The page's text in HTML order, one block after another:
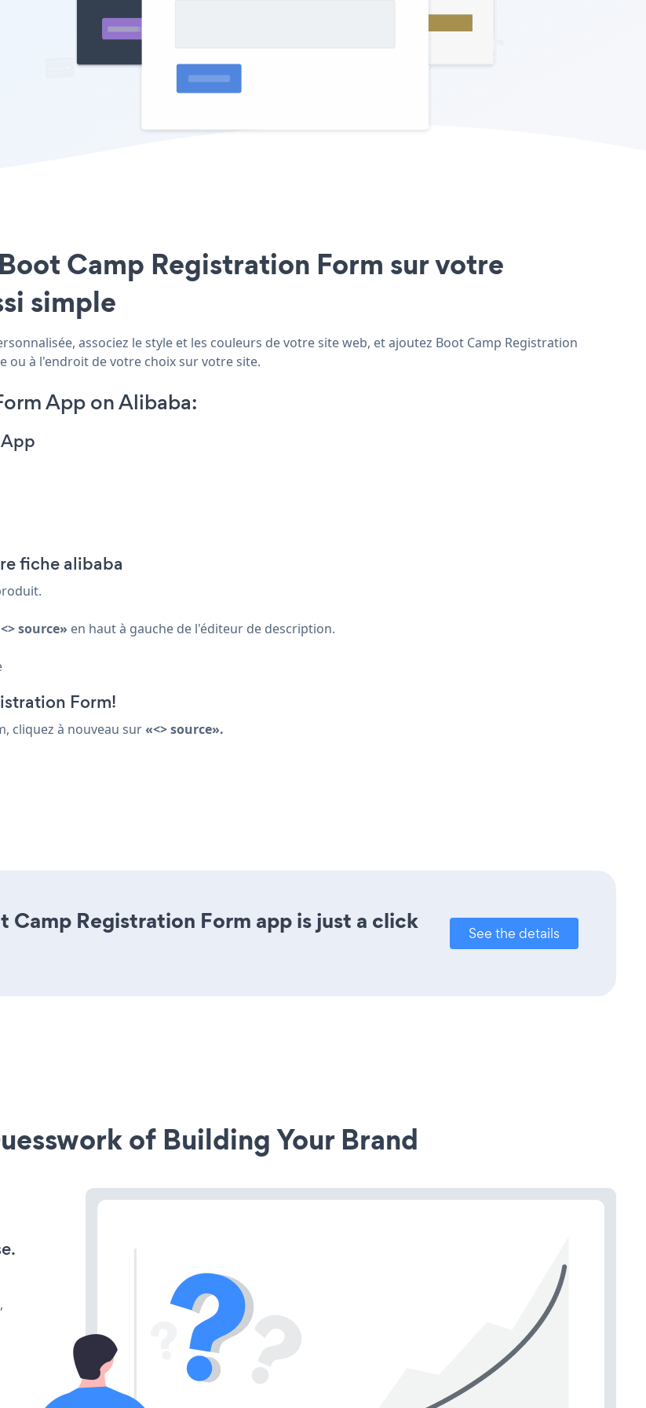
Camp Registration Form sur votre
simple
associez le style et les couleurs de votre site web, et ajoutez Boot Camp Registration
ou à l'endroit de votre choix sur votre site.
App on Alibaba:
fiche alibaba
source» en haut à gauche de l'éditeur de description.
Form!
cliquez à nouveau sur«<> source».
Registration Form app is just a click
See the details
of Building Your Brand